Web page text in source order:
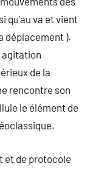
qu’au va et vient
déplacement ).
agitation
de la
rencontre son
le élément de
et de protocole